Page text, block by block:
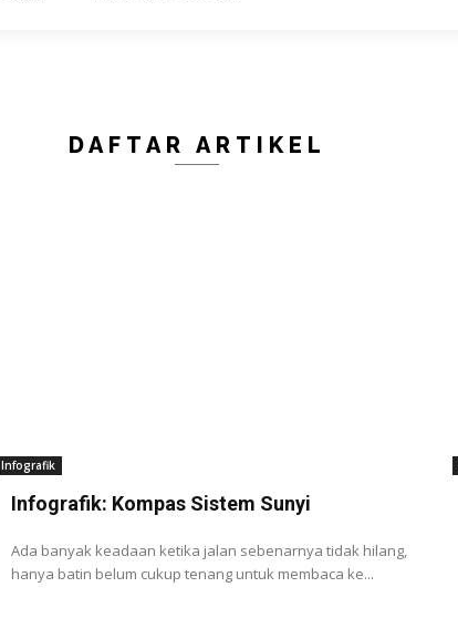
DAFTAR ARTIKEL
Infografik
Infografik: Kompas Sistem Sunyi
Ada banyak keadaan ketika jalan sebenarnya tidak hilang,
hanya batin belum cukup tenang untuk membaca ke...